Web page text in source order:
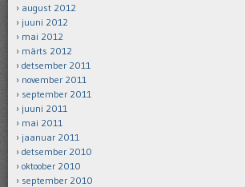
august 2012
juuni 2012
mai 2012
märts 2012
detsember 2011
november 2011
september 2011
juuni 2011
mai 2011
jaanuar 2011
detsember 2010
oktoober 2010
september 2010